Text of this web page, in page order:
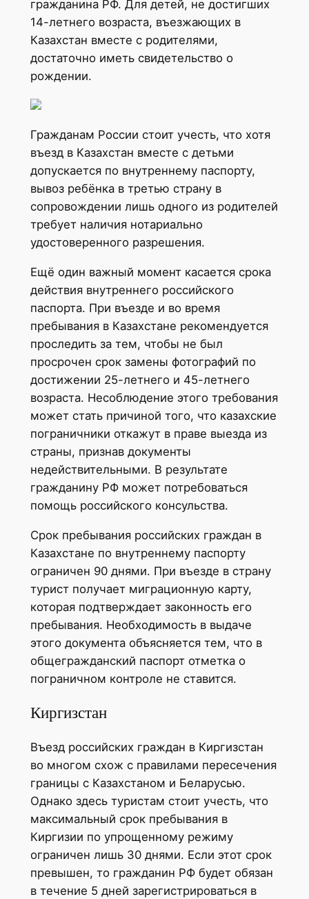
гражданина РФ. Для детей, не достигших
14-летнего возраста, въезжающих в
Казахстан вместе с родителями,
достаточно иметь свидетельство о
рождении.
Гражданам России стоит учесть, что хотя
въезд в Казахстан вместе с детьми
допускается по внутреннему паспорту,
вывоз ребёнка в третью страну в
сопровождении лишь одного из родителей
требует наличия нотариально
удостоверенного разрешения.
Ещё один важный момент касается срока
действия внутреннего российского
паспорта. При въезде и во время
пребывания в Казахстане рекомендуется
проследить за тем, чтобы не был
просрочен срок замены фотографий по
достижении 25-летнего и 45-летнего
возраста. Несоблюдение этого требования
может стать причиной того, что казахские
пограничники откажут в праве выезда из
страны, признав документы
недействительными. В результате
гражданину РФ может потребоваться
помощь российского консульства.
Срок пребывания российских граждан в
Казахстане по внутреннему паспорту
ограничен 90 днями. При въезде в страну
турист получает миграционную карту,
которая подтверждает законность его
пребывания. Необходимость в выдаче
этого документа объясняется тем, что в
общегражданский паспорт отметка о
пограничном контроле не ставится.
Киргизстан
Въезд российских граждан в Киргизстан
во многом схож с правилами пересечения
границы с Казахстаном и Беларусью.
Однако здесь туристам стоит учесть, что
максимальный срок пребывания в
Киргизии по упрощенному режиму
ограничен лишь 30 днями. Если этот срок
превышен, то гражданин РФ будет обязан
в течение 5 дней зарегистрироваться в